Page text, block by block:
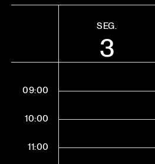
SEG.
3
09:00
10:00
11:00